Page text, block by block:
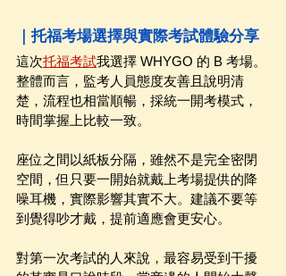
｜托福考場選擇與實際考試體驗分享
這次托福考試我選擇 WHYGO 的 B 考場。
整體而言，監考人員態度友善且說明清
楚，流程也相當順暢，採統一開考模式，
時間掌握上比較一致。
座位之間以紙板分隔，雖然不是完全密閉
空間，但只要一開始就戴上考場提供的降
噪耳機，實際影響其實不大。建議不要等
到覺得吵才戴，提前適應會更安心。
對第一次考試的人來說，最容易受到干擾